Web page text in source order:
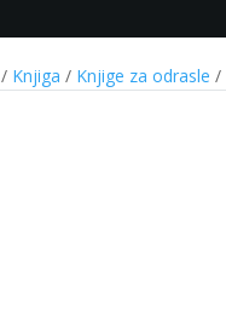
/ Knjiga / Knjige za odrasle /